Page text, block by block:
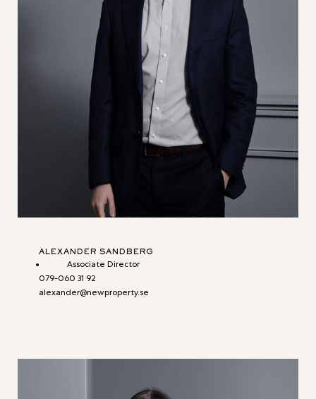
ALEXANDER SANDBERG
Associate Director
079-060 31 92
alexander@newproperty.se